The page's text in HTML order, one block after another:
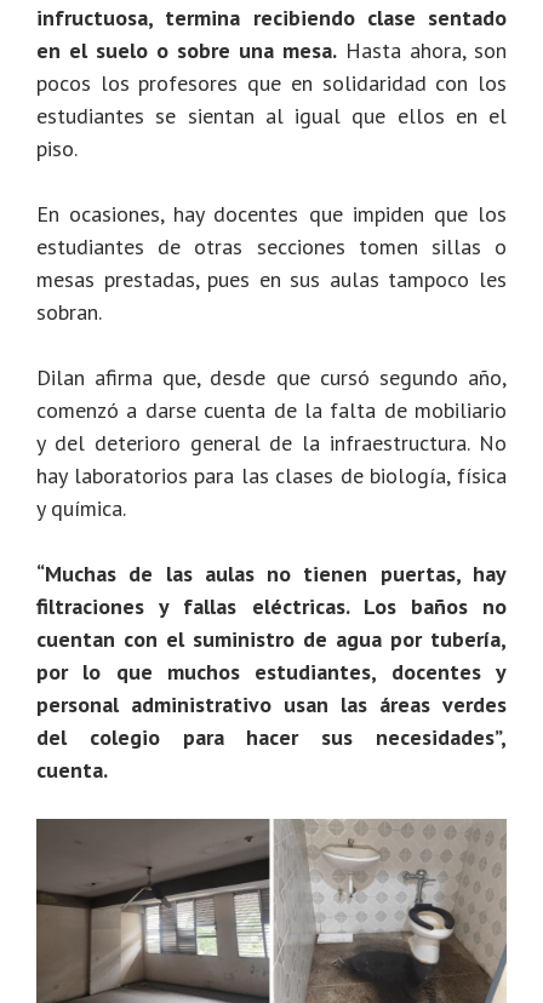
infructuosa, termina recibiendo clase sentado
en el suelo o sobre una mesa. Hasta ahora, son
pocos los profesores que en solidaridad con los
estudiantes se sientan al igual que ellos en el
piso.
En ocasiones, hay docentes que impiden que los
estudiantes de otras secciones tomen sillas o
mesas prestadas, pues en sus aulas tampoco les
sobran.
Dilan afirma que, desde que cursó segundo año,
comenzó a darse cuenta de la falta de mobiliario
y del deterioro general de la infraestructura. No
hay laboratorios para las clases de biología, física
y química.
“Muchas de las aulas no tienen puertas, hay
filtraciones y fallas eléctricas. Los baños no
cuentan con el suministro de agua por tubería,
por lo que muchos estudiantes, docentes y
personal administrativo usan las áreas verdes
del colegio para hacer sus necesidades”,
cuenta.